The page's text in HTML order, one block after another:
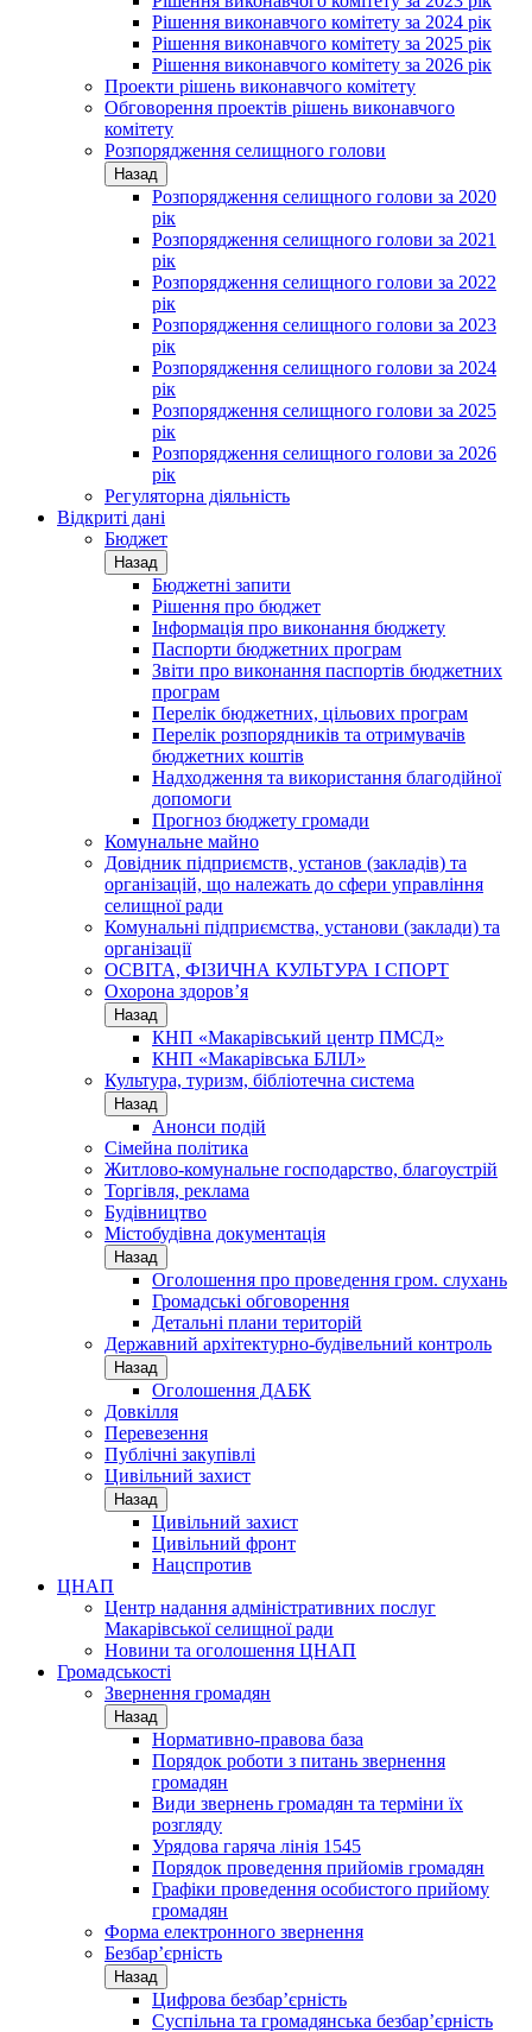
Рішення виконавчого комітету за 2024 рік
Рішення виконавчого комітету за 2025 рік
Рішення виконавчого комітету за 2026 рік
Проекти рішень виконавчого комітету
Обговорення проектів рішень виконавчого
комітету
Розпорядження селищного голови
Назад
Розпорядження селищного голови за 2020
рік
Розпорядження селищного голови за 2021
рік
Розпорядження селищного голови за 2022
рік
Розпорядження селищного голови за 2023
рік
Розпорядження селищного голови за 2024
рік
Розпорядження селищного голови за 2025
рік
Розпорядження селищного голови за 2026
рік
Регуляторна діяльність
Відкриті дані
Бюджет
Назад
Бюджетні запити
Рішення про бюджет
Інформація про виконання бюджету
Паспорти бюджетних програм
Звіти про виконання паспортів бюджетних
програм
Перелік бюджетних, цільових програм
Перелік розпорядників та отримувачів
бюджетних коштів
Надходження та використання благодійної
допомоги
Прогноз бюджету громади
Комунальне майно
Довідник підприємств, установ (закладів) та
організацій, що належать до сфери управління
селищної ради
Комунальні підприємства, установи (заклади) та
організації
ОСВІТА, ФІЗИЧНА КУЛЬТУРА І СПОРТ
Охорона здоров’я
Назад
КНП «Макарівський центр ПМСД»
КНП «Макарівська БЛІЛ»
Культура, туризм, бібліотечна система
Назад
Анонси подій
Сімейна політика
Житлово-комунальне господарство, благоустрій
Торгівля, реклама
Будівництво
Містобудівна документація
Назад
Оголошення про проведення гром. слухань
Громадські обговорення
Детальні плани територій
Державний архітектурно-будівельний контроль
Назад
Оголошення ДАБК
Довкілля
Перевезення
Публічні закупівлі
Цивільний захист
Назад
Цивільний захист
Цивільний фронт
Нацспротив
ЦНАП
Центр надання адміністративних послуг
Макарівської селищної ради
Новини та оголошення ЦНАП
Громадськості
Звернення громадян
Назад
Нормативно-правова база
Порядок роботи з питань звернення
громадян
Види звернень громадян та терміни їх
розгляду
Урядова гаряча лінія 1545
Порядок проведення прийомів громадян
Графіки проведення особистого прийому
громадян
Форма електронного звернення
Безбар’єрність
Назад
Цифрова безбар’єрність
Суспільна та громадянська безбар’єрність